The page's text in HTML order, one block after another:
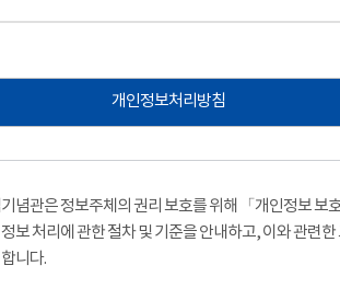
개인정보처리방침
념관은 정보주체의 권리 보호를 위해 「개인정보 보
보 처리에 관한 절차 및 기준을 안내하고, 이와 관련
니다.